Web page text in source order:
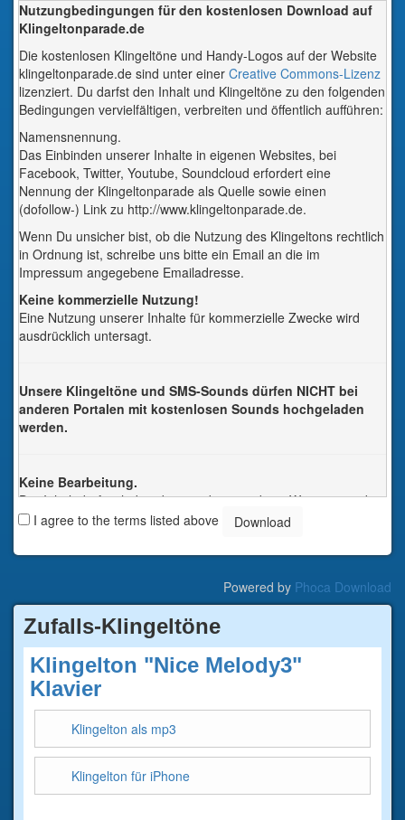
Nutzungbedingungen für den kostenlosen Download auf
Klingeltonparade.de
Die kostenlosen Klingeltöne und Handy-Logos auf der Website
klingeltonparade.de sind unter einer Creative Commons-Lizenz
lizenziert. Du darfst den Inhalt und Klingeltöne zu den folgenden
Bedingungen vervielfältigen, verbreiten und öffentlich aufführen:
Namensnennung.
Das Einbinden unserer Inhalte in eigenen Websites, bei
Facebook, Twitter, Youtube, Soundcloud erfordert eine
Nennung der Klingeltonparade als Quelle sowie einen
(dofollow-) Link zu http://www.klingeltonparade.de.
Wenn Du unsicher bist, ob die Nutzung des Klingeltons rechtlich
in Ordnung ist, schreibe uns bitte ein Email an die im
Impressum angegebene Emailadresse.
Keine kommerzielle Nutzung!
Eine Nutzung unserer Inhalte für kommerzielle Zwecke wird
ausdrücklich untersagt.
Unsere Klingeltöne und SMS-Sounds dürfen NICHT bei
anderen Portalen mit kostenlosen Sounds hochgeladen
werden.
Keine Bearbeitung.
Der Inhalt darf nicht bearbeitet oder in anderer Weise verändert
werden. Jede Änderung verstösst gegen das Urheberrecht und
des Rechtsinhabers aufgehoben werden.
I agree to the terms listed above
Powered by Phoca Download
Zufalls-Klingeltöne
Klingelton "Nice Melody3"
Klavier
Klingelton als mp3
Klingelton für iPhone